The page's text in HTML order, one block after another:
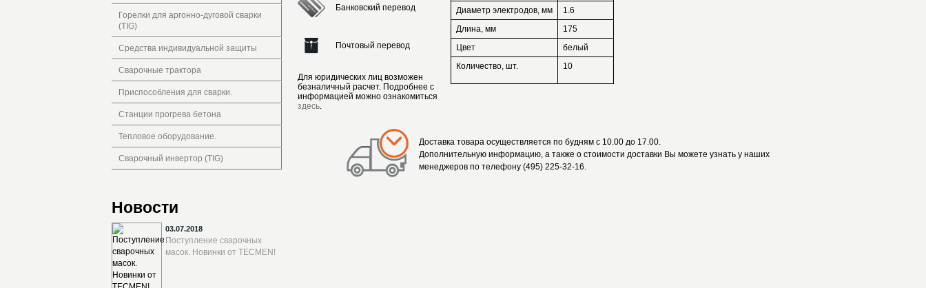
Горелки для аргонно-дуговой сварки
(TIG)
Средства индивидуальной защиты
Сварочные трактора
Приспособления для сварки.
Станции прогрева бетона
Тепловое оборудование.
Сварочный инвертор (TIG)
Новости
03.07.2018
Поступление сварочных
масок. Новинки от TECMEN!
Банковский перевод
Почтовый перевод
Для юридических лиц возможен
безналичный расчет. Подробнее с
информацией можно ознакомиться
здесь.
Диаметр электродов, мм
1.6
Длина, мм
175
Цвет
белый
Количество, шт.
10
Доставка товара осуществляется по будням с 10.00 до 17.00.
Дополнительную информацию, а также о стоимости доставки Вы можете узнать у наших
менеджеров по телефону (495) 225-32-16.